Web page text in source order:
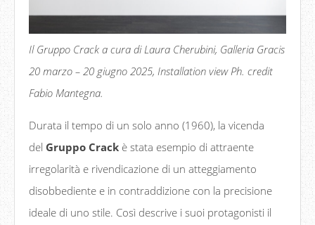
Il Gruppo Crack a cura di Laura Cherubini, Galleria Gracis
20 marzo – 20 giugno 2025, Installation view Ph. credit
Fabio Mantegna.
Durata il tempo di un solo anno (1960), la vicenda
del Gruppo Crack è stata esempio di attraente
irregolarità e rivendicazione di un atteggiamento
disobbediente e in contraddizione con la precisione
ideale di uno stile. Così descrive i suoi protagonisti il